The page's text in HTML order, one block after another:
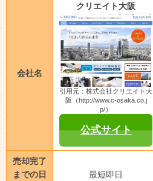
会社名
クリエイト大阪
引用元：株式会社クリエイト大
阪（http://www.c-osaka.co.j
p/）
公式サイト
売却完了
までの日
最短即日